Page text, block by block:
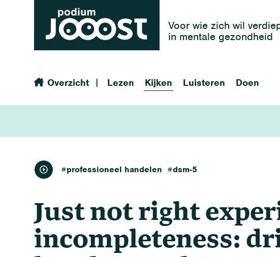
Voor wie zich wil
in mentale gezondheid
Overzicht | Lezen Kijken Luisteren Doen
kijken
#professioneel handelen #dsm-5
Just not right
incompleteness: